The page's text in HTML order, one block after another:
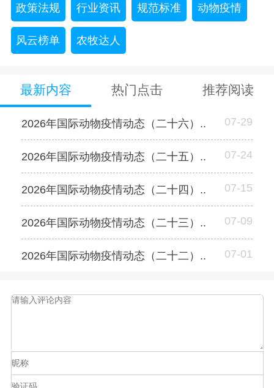
政策法规 行业资讯 规范标准 动物疫情
风云榜单 农牧达人
最新内容 热门点击 推荐阅读
2026年国际动物疫情动态（二十六）.. 07-29
2026年国际动物疫情动态（二十五）.. 07-24
2026年国际动物疫情动态（二十四）.. 07-15
2026年国际动物疫情动态（二十三）.. 07-09
2026年国际动物疫情动态（二十二）.. 07-01